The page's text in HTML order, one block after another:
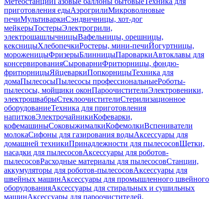
приготовления едыАэрогрилиМикроволновые
печиМультиваркиСэндвичницы, хот-дог
мейкерыТостерыЭлектрогрили,
электрошашлычницыВафельницы, орешницы,
кексницыХлебопечкиРостеры, мини-печиЙогуртницы,
мороженицыФризерыБлинницыПароваркиАвтоклавы для
консервированияСыроварниФритюрницы, фондю-
фритюрницыЯйцеваркиПопкорницыТехника для
домаПылесосыПылесосы профессиональныеРоботы-
пылесосы, мойщики оконПароочистителиЭлектровеники,
электрошвабрыСтеклоочистителиСтерилизационное
оборудованиеТехника для приготовления
напитковЭлектрочайникиКофеварки,
кофемашиныСоковыжималкиКофемолкиВспениватели
молокаСифоны для газирования водыАксессуары для
домашней техникиПринадлежности для пылесосовЩетки,
насадки для пылесосовАксессуары для роботов-
пылесосовРасходные материалы для пылесосовСтанции,
аккумуляторы для роботов-пылесосовАксессуары для
швейных машинАксессуары для промышленного швейного
оборудованияАксессуары для стиральных и сушильных
машинАксессуары для пароочистителей,